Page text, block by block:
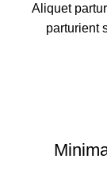
Aliquet
parturient